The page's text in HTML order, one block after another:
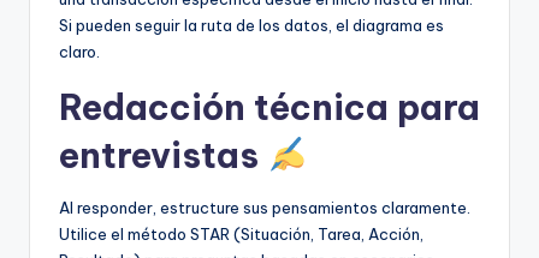
Si pueden seguir la ruta de los datos, el diagrama es
claro.
Redacción técnica para
entrevistas
Al responder, estructure sus pensamientos claramente.
Utilice el método STAR (Situación, Tarea, Acción,